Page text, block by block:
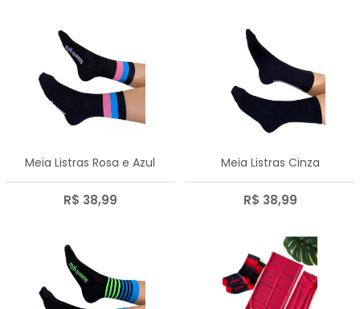
Meia Listras Rosa e Azul
R$ 38,99
Meia Listras Cinza
R$ 38,99